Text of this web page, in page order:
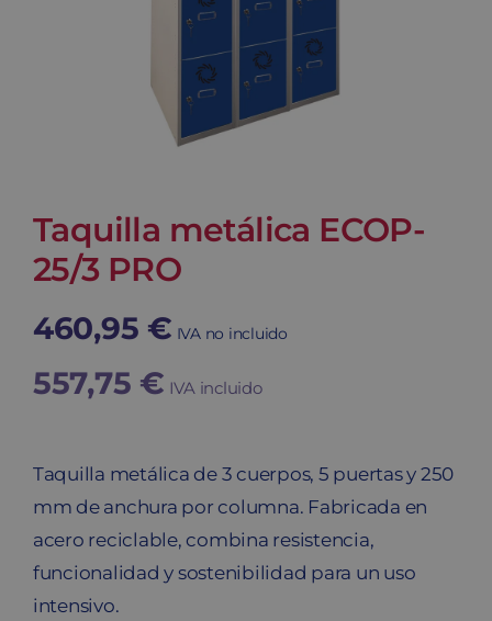
Taquilla metálica ECOP-
25/3 PRO
460,95 € IVA no incluido
557,75 € IVA incluido
Taquilla metálica de 3 cuerpos, 5 puertas y 250
mm de anchura por columna. Fabricada en
acero reciclable, combina resistencia,
funcionalidad y sostenibilidad para un uso
intensivo.